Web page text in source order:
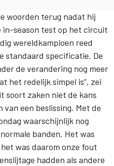
woorden terug nadat hij
in-season test op het circuit
wereldkampioen reed
standaard specificatie. De
de verandering nog meer
het redelijk simpel is”, zei
soort zaken niet de kans
een beslissing. Met de
waarschijnlijk nog
banden. Het was
was daarom onze fout
hadden als andere